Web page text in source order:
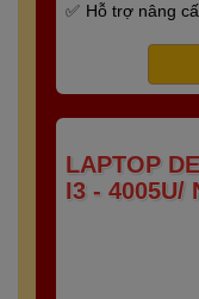
Hỗ trợ nâng
Bảo
LAPTOP
I3 - 4005U/
820M/